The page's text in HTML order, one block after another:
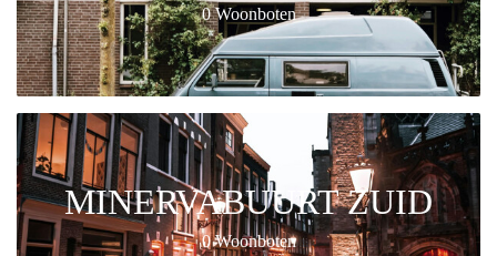
0 Woonboten
MINERVABUURT ZUID
0 Woonboten